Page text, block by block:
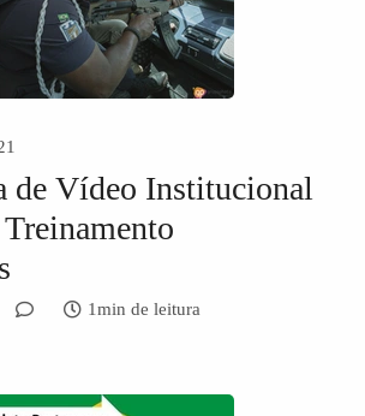
de Vídeo Institucional
1min de leitura